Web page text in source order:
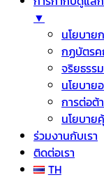
▼
นโยบาย
กฏบัตรค
จริยธรรม
นโยบาย
การต่อต้
นโยบา
ร่วมงานกับเรา
ติดต่อเรา
TH